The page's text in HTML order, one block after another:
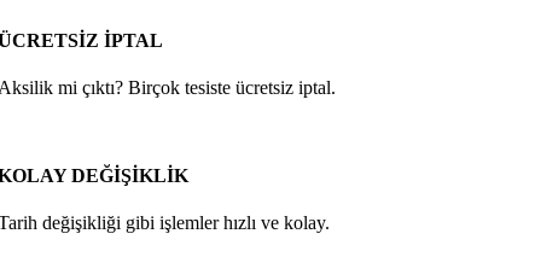
İPTAL
mi çıktı? Birçok tesiste ücretsiz iptal.
DEĞİŞİKLİK
değişikliği gibi işlemler hızlı ve kolay.